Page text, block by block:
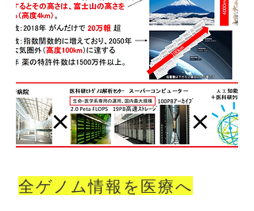
全ゲノム情報を医療へ